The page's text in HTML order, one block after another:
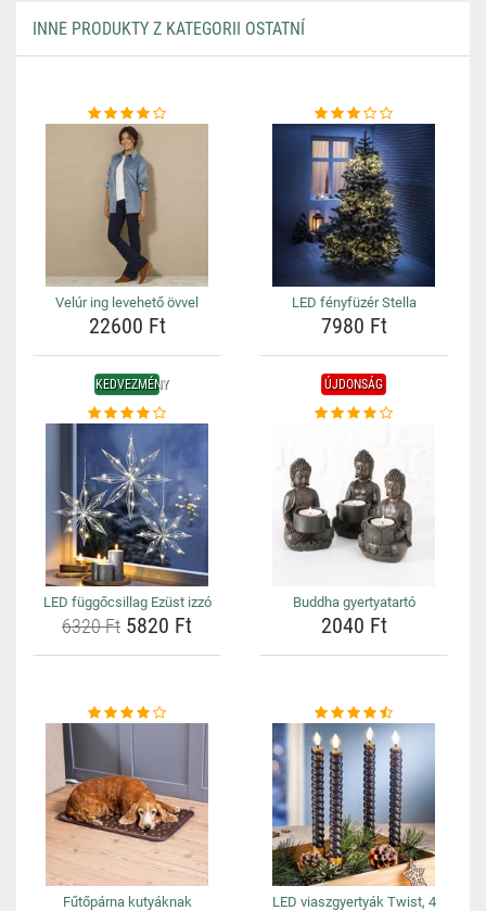
INNE PRODUKTY Z KATEGORII OSTATNÍ
Velúr ing levehető övvel
22600 Ft
LED fényfüzér Stella
7980 Ft
KEDVEZMÉNY
LED függőcsillag Ezüst izzó
6320 Ft 5820 Ft
ÚJDONSÁG
Buddha gyertyatartó
2040 Ft
Fűtőpárna kutyáknak
LED viaszgyertyák Twist, 4